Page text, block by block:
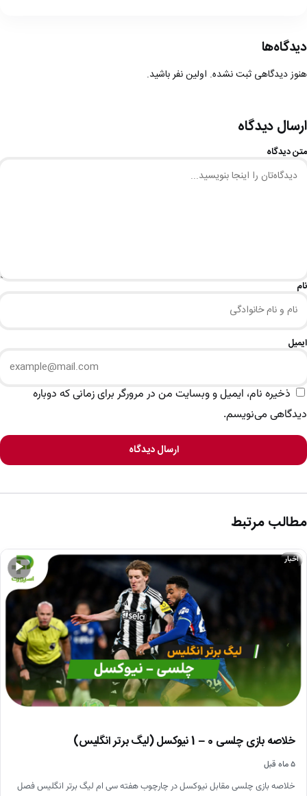
دیدگاه‌ها
هنوز دیدگاهی ثبت نشده. اولین نفر باشید.
ارسال دیدگاه
متن دیدگاه
نام
ایمیل
ذخیره نام، ایمیل و وبسایت من در مرورگر برای زمانی که دوباره
دیدگاهی می‌نویسم.
ارسال دیدگاه
مطالب مرتبط
▶
اخبار
خلاصه بازی چلسی 0 – 1 نیوکسل (لیگ برتر انگلیس)
۵ ماه قبل
خلاصه بازی چلسی مقابل نیوکسل در چارچوب هفته سی ام لیگ برتر انگلیس فصل